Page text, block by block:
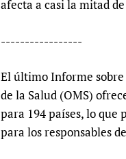
Publications
afecta a casi la mitad
-----------------
El último Informe
de la Salud (OMS)
para 194 países, lo
para los responsables